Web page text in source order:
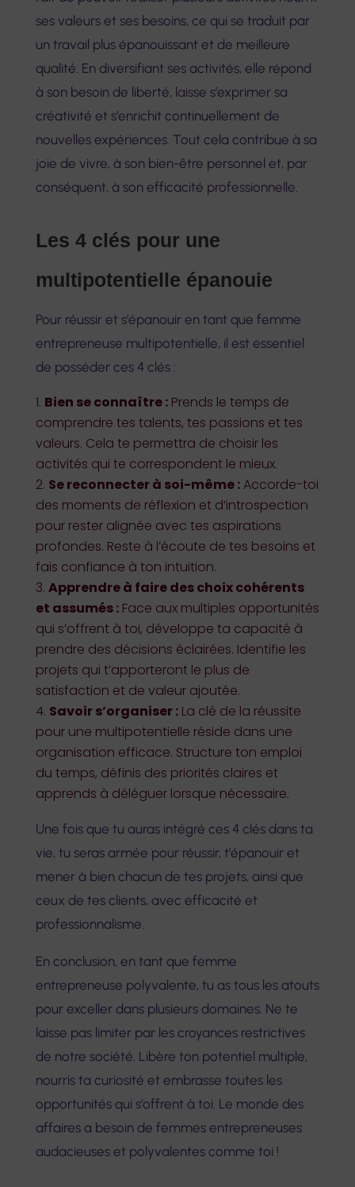
ses valeurs et ses besoins, ce qui se traduit par
un travail plus épanouissant et de meilleure
qualité. En diversifiant ses activités, elle répond
à son besoin de liberté, laisse s’exprimer sa
créativité et s’enrichit continuellement de
nouvelles expériences. Tout cela contribue à sa
joie de vivre, à son bien-être personnel et, par
conséquent, à son efficacité professionnelle.
Les 4 clés pour une
multipotentielle épanouie
Pour réussir et s’épanouir en tant que femme
entrepreneuse multipotentielle, il est essentiel
de posséder ces 4 clés :
Bien se connaître :Prends le temps de
comprendre tes talents, tes passions et tes
valeurs. Cela te permettra de choisir les
activités qui te correspondent le mieux.
Se reconnecter à soi-même :Accorde-toi
des moments de réflexion et d’introspection
pour rester alignée avec tes aspirations
profondes. Reste à l’écoute de tes besoins et
fais confiance à ton intuition.
Apprendre à faire des choix cohérents
et assumés :Face aux multiples opportunités
qui s’offrent à toi, développe ta capacité à
prendre des décisions éclairées. Identifie les
projets qui t’apporteront le plus de
satisfaction et de valeur ajoutée.
Savoir s’organiser :La clé de la réussite
pour une multipotentielle réside dans une
organisation efficace. Structure ton emploi
du temps, définis des priorités claires et
apprends à déléguer lorsque nécessaire.
Une fois que tu auras intégré ces 4 clés dans ta
vie, tu seras armée pour réussir, t’épanouir et
mener à bien chacun de tes projets, ainsi que
ceux de tes clients, avec efficacité et
professionnalisme.
En conclusion, en tant que femme
entrepreneuse polyvalente, tu as tous les atouts
pour exceller dans plusieurs domaines. Ne te
laisse pas limiter par les croyances restrictives
de notre société. Libère ton potentiel multiple,
nourris ta curiosité et embrasse toutes les
opportunités qui s’offrent à toi. Le monde des
affaires a besoin de femmes entrepreneuses
audacieuses et polyvalentes comme toi !